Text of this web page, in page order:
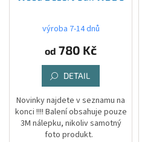
výroba 7-14 dnů
od 780 Kč
DETAIL
Novinky najdete v seznamu na
konci !!!! Balení obsahuje pouze
3M nálepku, nikoliv samotný
foto produkt.